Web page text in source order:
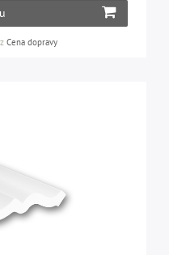
Cena dopravy